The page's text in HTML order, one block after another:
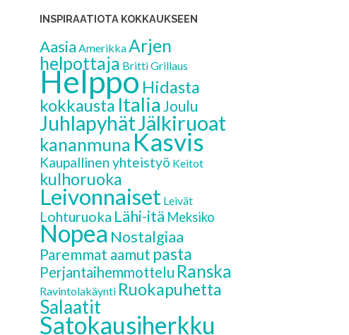
INSPIRAATIOTA KOKKAUKSEEN
Aasia AmerikkaArjen
helpottaja BrittiGrillaus
HelppoHidasta
kokkausta Italia Joulu
JuhlapyhätJälkiruoat
kananmuna Kasvis
Kaupallinen yhteistyö Keitot
kulhoruoka
Leivonnaiset Leivät
Lohturuoka Lähi-itä Meksiko
Nopea Nostalgiaa
Paremmat aamut pasta
Perjantaihemmottelu Ranska
Ravintolakäynti Ruokapuhetta
Salaatit
Satokausiherkku